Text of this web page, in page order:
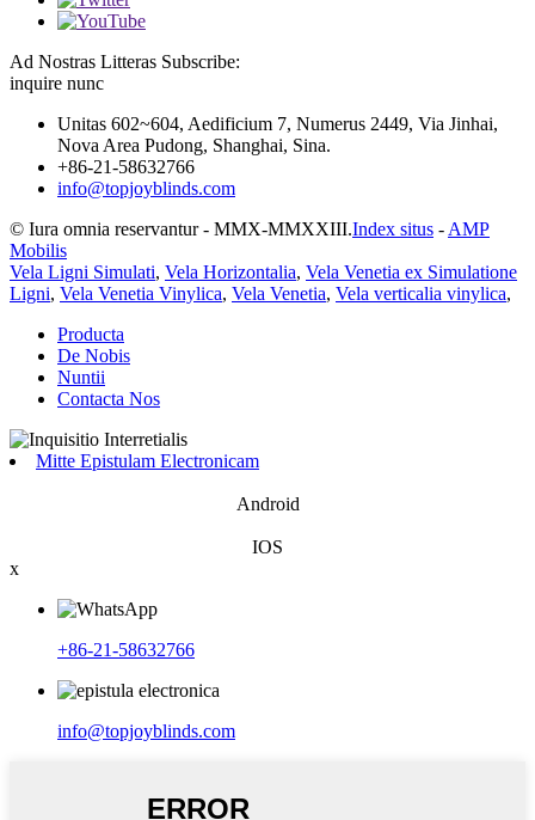
Ad Nostras Litteras Subscribe:
inquire nunc
Unitas 602~604, Aedificium 7, Numerus 2449, Via Jinhai,
Nova Area Pudong, Shanghai, Sina.
+86-21-58632766
info@topjoyblinds.com
© Iura omnia reservantur - MMX-MMXXIII.Index situs - AMP
Mobilis
Vela Ligni Simulati, Vela Horizontalia, Vela Venetia ex Simulatione
Ligni, Vela Venetia Vinylica, Vela Venetia, Vela verticalia vinylica,
Producta
De Nobis
Nuntii
Contacta Nos
Mitte Epistulam Electronicam
Android
IOS
x
+86-21-58632766
info@topjoyblinds.com